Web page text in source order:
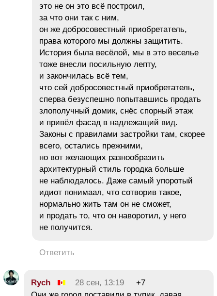
это не он это всё построил,
за что они так с ним,
он же добросовестный приобретатель,
права которого мы должны защитить.
История была весёлой, мы в это веселье
тоже внесли посильную лепту,
и закончилась всё тем,
что сей добросовестный приобретатель,
сперва безуспешно попытавшись продать
злополучный домик, снёс спорный этаж
и привёл фасад в надлежащий вид.
Законы с правилами застройки там, скорее
всего, остались прежними,
но вот желающих разнообразить
архитектурный стиль городка больше
не наблюдалось. Даже самый упоротый
идиот понимаал, что сотворив такое,
нормально жить там он не сможет,
и продать то, что он наворотил, у него
не получится.
Ответить
Rych 28 сен, 13:19
+7